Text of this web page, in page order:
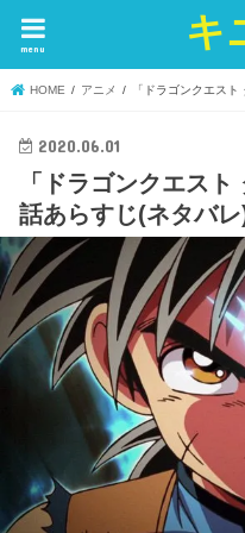
キ
menu
HOME アニメ 「ドラゴンクエス
2020.06.01
「ドラゴンクエス
話あらすじ(ネタバレ